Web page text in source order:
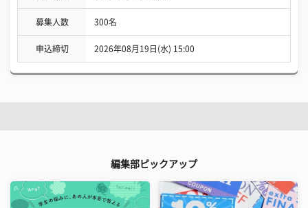
募集人数 300名
申込締切 2026年08月19日(水) 15:00
編集部ピックアップ